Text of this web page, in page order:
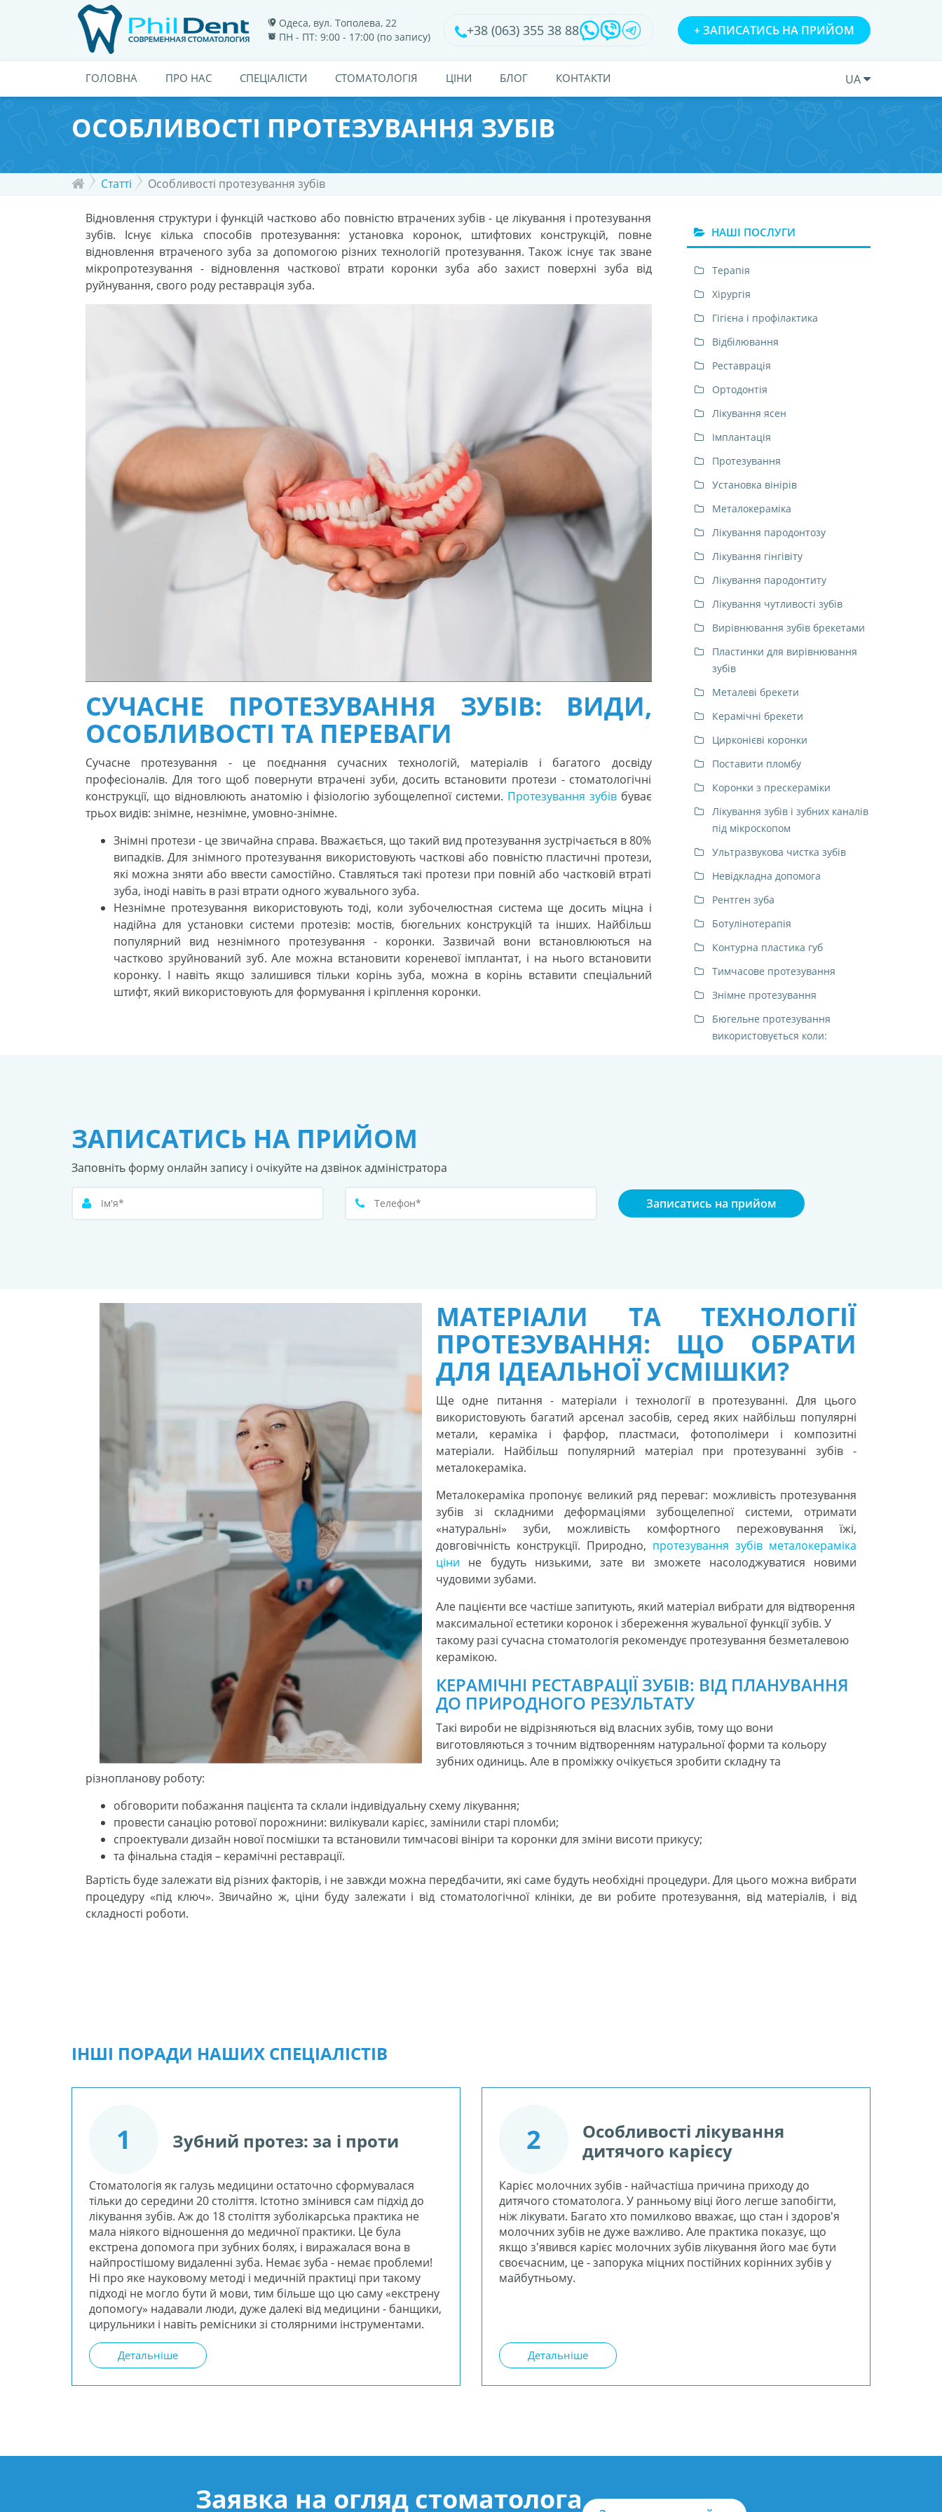
Одеса, вул. Тополева, 22
ПН - ПТ: 9:00 - 17:00 (по запису)
+38 (063) 355 38 88 +ЗАПИСАТИСЬ НА ПРИЙОМ
ГОЛОВНА ПРО НАС СПЕЦІАЛІСТИ CТОМАТОЛОГІЯ ЦІНИ БЛОГ КОНТАКТИ UA
ОСОБЛИВОСТІ ПРОТЕЗУВАННЯ ЗУБІВ
Статті Особливості протезування зубів
Відновлення структури і функцій частково або повністю втрачених зубів - це лікування і протезування
зубів. Існує кілька способів протезування: установка коронок, штифтових конструкцій, повне
відновлення втраченого зуба за допомогою різних технологій протезування. Також існує так зване
мікропротезування - відновлення часткової втрати коронки зуба або захист поверхні зуба від
руйнування, свого роду реставрація зуба.
СУЧАСНЕ ПРОТЕЗУВАННЯ ЗУБІВ: ВИДИ,
ОСОБЛИВОСТІ ТА ПЕРЕВАГИ
Сучасне протезування - це поєднання сучасних технологій, матеріалів і багатого досвіду
професіоналів. Для того щоб повернути втрачені зуби, досить встановити протези - стоматологічні
конструкції, що відновлюють анатомію і фізіологію зубощелепної системи. Протезування зубівбуває
трьох видів: знімне, незнімне, умовно-знімне.
Знімні протези - це звичайна справа. Вважається, що такий вид протезування зустрічається в 80%
випадків. Для знімного протезування використовують часткові або повністю пластичні протези,
які можна зняти або ввести самостійно. Ставляться такі протези при повній або частковій втраті
зуба, іноді навіть в разі втрати одного жувального зуба.
Незнімне протезування використовують тоді, коли зубочелюстная система ще досить міцна і
надійна для установки системи протезів: мостів, бюгельних конструкцій та інших. Найбільш
популярний вид незнімного протезування - коронки. Зазвичай вони встановлюються на
частково зруйнований зуб. Але можна встановити кореневої імплантат, і на нього встановити
коронку. І навіть якщо залишився тільки корінь зуба, можна в корінь вставити спеціальний
штифт, який використовують для формування і кріплення коронки.
НАШІ ПОСЛУГИ
Терапія
Хірургія
Гігієна і профілактика
Відбілювання
Реставрація
Ортодонтія
Лікування ясен
Імплантація
Протезування
Установка вінірів
Металокераміка
Лікування пародонтозу
Лікування гінгівіту
Лікування пародонтиту
Лікування чутливості зубів
Вирівнювання зубів брекетами
Пластинки для вирівнювання
зубів
Металеві брекети
Керамічні брекети
Цирконієві коронки
Поставити пломбу
Коронки з прескераміки
Лікування зубів і зубних каналів
під мікроскопом
Ультразвукова чистка зубів
Невідкладна допомога
Рентген зуба
Ботулінотерапія
Контурна пластика губ
Тимчасове протезування
Знімне протезування
Бюгельне протезування
використовується коли:
ЗАПИСАТИСЬ НА ПРИЙОМ
Заповніть форму онлайн запису і очікуйте на дзвінок адміністратора
Записатись на прийом
МАТЕРІАЛИ ТА ТЕХНОЛОГІЇ
ПРОТЕЗУВАННЯ: ЩО ОБРАТИ
ДЛЯ ІДЕАЛЬНОЇ УСМІШКИ?
Ще одне питання - матеріали і технології в протезуванні. Для цього
використовують багатий арсенал засобів, серед яких найбільш популярні
метали, кераміка і фарфор, пластмаси, фотополімери і композитні
матеріали. Найбільш популярний матеріал при протезуванні зубів -
металокераміка.
Металокераміка пропонує великий ряд переваг: можливість протезування
зубів зі складними деформаціями зубощелепної системи, отримати
«натуральні» зуби, можливість комфортного пережовування їжі,
довговічність конструкції. Природно, протезування зубів металокераміка
ціни не будуть низькими, зате ви зможете насолоджуватися новими
чудовими зубами.
Але пацієнти все частіше запитують, який матеріал вибрати для відтворення
максимальної естетики коронок і збереження жувальної функції зубів. У
такому разі сучасна стоматологія рекомендує протезування безметалевою
керамікою.
КЕРАМІЧНІ РЕСТАВРАЦІЇ ЗУБІВ: ВІД ПЛАНУВАННЯ
ДО ПРИРОДНОГО РЕЗУЛЬТАТУ
Такі вироби не відрізняються від власних зубів, тому що вони
виготовляються з точним відтворенням натуральної форми та кольору
зубних одиниць. Але в проміжку очікується зробити складну та
різнопланову роботу:
обговорити побажання пацієнта та склали індивідуальну схему лікування;
провести санацію ротової порожнини: вилікували карієс, замінили старі пломби;
спроектували дизайн нової посмішки та встановили тимчасові вініри та коронки для зміни висоти прикусу;
та фінальна стадія – керамічні реставрації.
Вартість буде залежати від різних факторів, і не завжди можна передбачити, які саме будуть необхідні процедури. Для цього можна вибрати
процедуру «під ключ». Звичайно ж, ціни буду залежати і від стоматологічної клініки, де ви робите протезування, від матеріалів, і від
складності роботи.
ІНШІ ПОРАДИ НАШИХ СПЕЦІАЛІСТІВ
1 Зубний протез: за і проти
Стоматологія як галузь медицини остаточно сформувалася
тільки до середини 20 століття. Істотно змінився сам підхід до
лікування зубів. Аж до 18 століття зуболікарська практика не
мала ніякого відношення до медичної практики. Це була
екстрена допомога при зубних болях, і виражалася вона в
найпростішому видаленні зуба. Немає зуба - немає проблеми!
Ні про яке науковому методі і медичній практиці при такому
підході не могло бути й мови, тим більше що цю саму «екстрену
допомогу» надавали люди, дуже далекі від медицини - банщики,
цирульники і навіть ремісники зі столярними інструментами.
Детальніше
2
Особливості лікування
дитячого карієсу
Карієс молочних зубів - найчастіша причина приходу до
дитячого стоматолога. У ранньому віці його легше запобігти,
ніж лікувати. Багато хто помилково вважає, що стан і здоров'я
молочних зубів не дуже важливо. Але практика показує, що
якщо з'явився карієс молочних зубів лікування його має бути
своєчасним, це - запорука міцних постійних корінних зубів у
майбутньому.
Детальніше
Заявка на огляд стоматолога